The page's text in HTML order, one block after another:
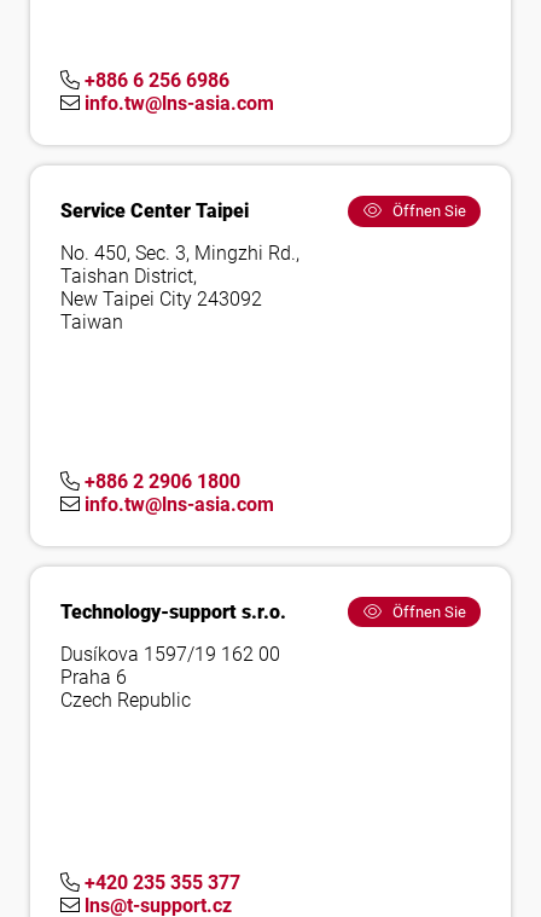
+886 6 256 6986
info.tw@lns-asia.com
Service Center Taipei Öffnen Sie
No. 450, Sec. 3, Mingzhi Rd.,
Taishan District,
New Taipei City 243092
Taiwan
+886 2 2906 1800
info.tw@lns-asia.com
Technology-support s.r.o. Öffnen Sie
Dusíkova 1597/19 162 00
Praha 6
Czech Republic
+420 235 355 377
lns@t-support.cz